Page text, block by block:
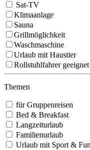
Sat-TV
Klimaanlage
Sauna
Grillmöglichkeit
Waschmaschine
Urlaub mit Haustier
Rollstuhlfahrer geeignet
Themen
für Gruppenreisen
Bed & Breakfast
Langzeiturlaub
Familienurlaub
Urlaub mit Sport & Fun